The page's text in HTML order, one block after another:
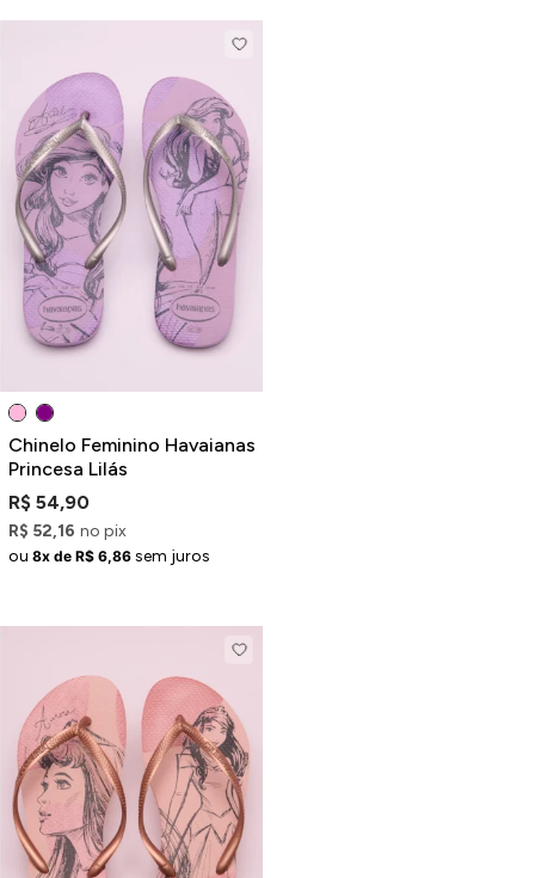
Chinelo Feminino Havaianas
Princesa Lilás
R$ 54,90
R$ 52,16 no pix
ou 8x de R$ 6,86 sem juros